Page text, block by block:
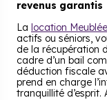
revenus garantis
La location
actifs ou séniors,
de la récupération
cadre d’un bail
déduction fiscale
prend en charge
tranquillité d’esprit.